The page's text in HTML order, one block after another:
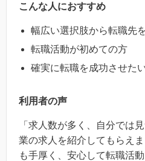
こんな人におすすめ
幅広い選択肢から転職先
転職活動が初めての方
確実に転職を成功させた
利用者の声
「求人数が多く、自分では
業の求人を紹介してもらえ
も手厚く、安心して転職活